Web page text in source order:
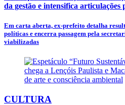
da gestão e intensifica articulações
Em carta aberta, ex-prefeito detalha
políticas e encerra passagem pela
viabilizadas
CULTURA